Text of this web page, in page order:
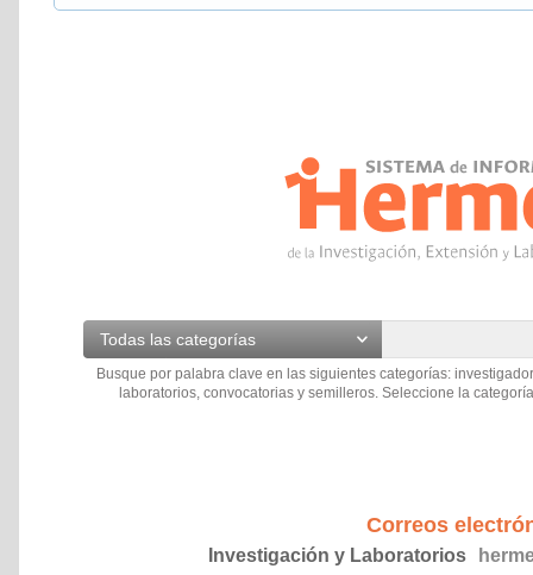
Todas las categorías
Busque por palabra clave en las siguientes categorías:
laboratorios, convocatorias y semilleros. Seleccione la
Correos
Investigación y Laboratorios